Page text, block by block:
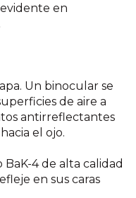
en
Un binocular se
de aire a
antirreflectantes
el ojo.
4 de alta calidad
en sus caras